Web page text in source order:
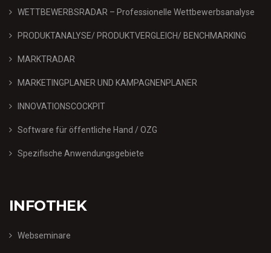
WETTBEWERBSRADAR – Professionelle Wettbewerbsanalyse
PRODUKTANALYSE/ PRODUKTVERGLEICH/ BENCHMARKING
MARKTRADAR
MARKETINGPLANER UND KAMPAGNENPLANER
INNOVATIONSCOCKPIT
Software für öffentliche Hand / OZG
Spezifische Anwendungsgebiete
INFOTHEK
Webseminare